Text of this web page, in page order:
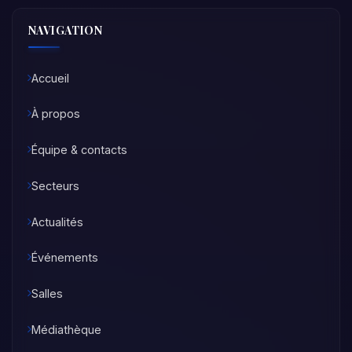
NAVIGATION
Accueil
À propos
Équipe & contacts
Secteurs
Actualités
Événements
Salles
Médiathèque